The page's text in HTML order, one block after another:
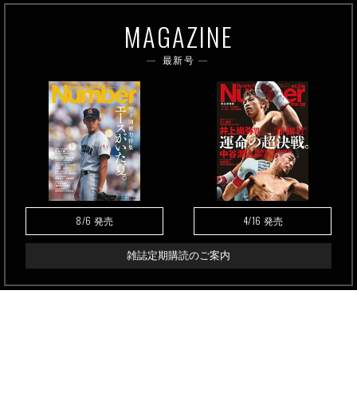
MAGAZINE
最新号
8/6 発売 4/16 発売
雑誌定期購読のご案内